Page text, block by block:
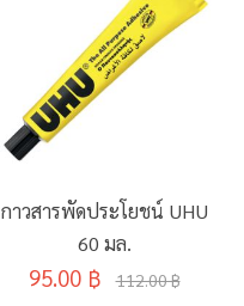
กาวสารพัดประโยชน์ UHU
60 มล.
95.00 ฿ 112.00 ฿